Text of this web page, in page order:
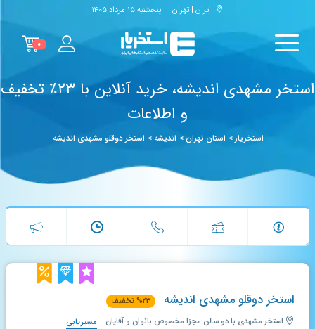
ایران | تهران پنجشنبه ۱۵ مرداد ۱۴۰۵
۰
استخر مشهدی اندیشه، خرید آنلاین با ۲۳٪ تخفیف
و اطلاعات
استخریار> استان تهران> اندیشه > استخر دوقلو مشهدی اندیشه
استخر دوقلو مشهدی اندیشه %۲۳ تخفیف
استخر مشهدی با دو سالن مجزا مخصوص بانوان و آقایان
مسیریابی